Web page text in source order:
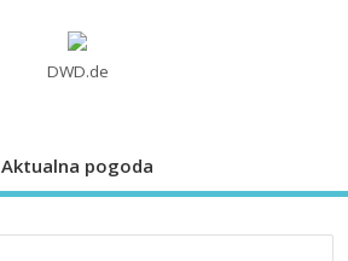
DWD.de
Aktualna pogoda